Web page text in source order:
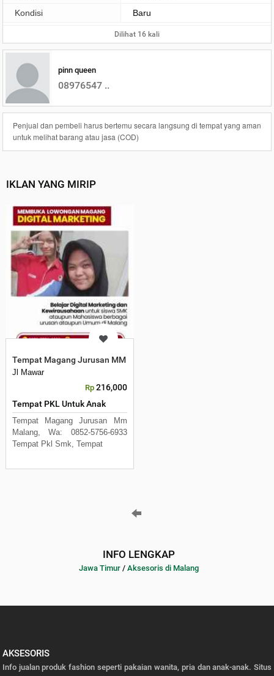
Kondisi
Baru
Dilihat 16 kali
pinn queen
08976547 ..
Penjual dan pembeli harus bertemu secara langsung di tempat yang aman
untuk melihat barang atau jasa (COD)
IKLAN YANG MIRIP
Tempat Magang Jurusan MM Malang
Jl Mawar
Rp 216,000
Tempat PKL Untuk Anak
Tempat Magang Jurusan Mm
Malang, Wa: 0852-5756-6933
Tempat Pkl Smk, Tempat
INFO LENGKAP
Jawa Timur / Aksesoris di Malang
AKSESORIS
Info jualan produk fashion seperti pakaian wanita, pria dan anak-anak. Situs